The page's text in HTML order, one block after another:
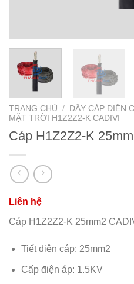
TRANG CHỦ / DÂY CÁP ĐIỆN
MẶT TRỜI H1Z2Z2-K CADIVI
Cáp H1Z2Z2-K
Cáp H1Z2Z2-K 25mm2
Tiết diện cáp: 25mm2
Cấp điện áp: 1.5KV